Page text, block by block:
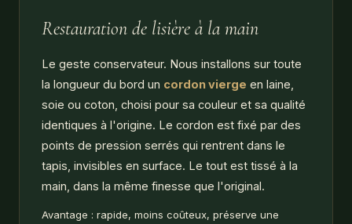
Restauration de lisière à la main
Le geste conservateur. Nous installons sur toute
la longueur du bord un cordon vierge en laine,
soie ou coton, choisi pour sa couleur et sa qualité
identiques à l'origine. Le cordon est fixé par des
points de pression serrés qui rentrent dans le
tapis, invisibles en surface. Le tout est tissé à la
main, dans la même finesse que l'original.
Avantage : rapide, moins coûteux, préserve une